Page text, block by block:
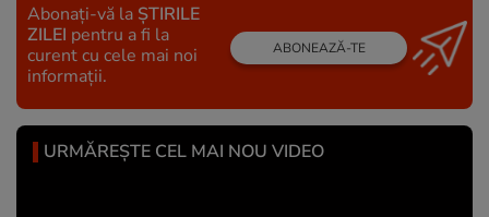
Abonați-vă la ȘTIRILE
ZILEI pentru a fi la
curent cu cele mai noi
informații.
ABONEAZĂ-TE
URMĂREȘTE CEL MAI NOU VIDEO